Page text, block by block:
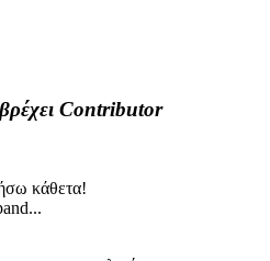
Contributor
κάθετα!